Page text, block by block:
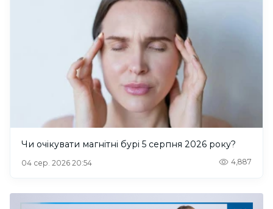
Чи очікувати магнітні бурі 5 серпня 2026 року?
04 сер. 2026 20:54 4,887